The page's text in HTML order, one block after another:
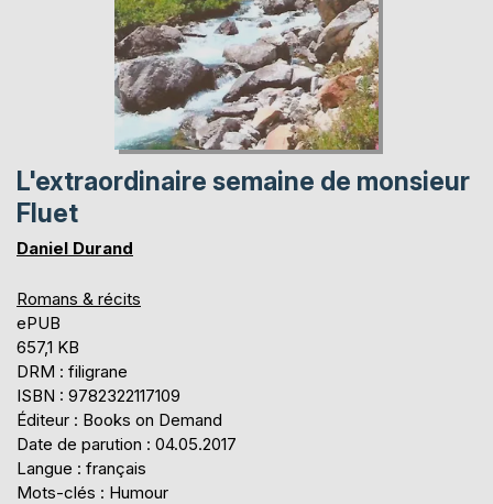
L'extraordinaire semaine de monsieur
Fluet
Daniel Durand
Romans & récits
ePUB
657,1 KB
DRM : filigrane
ISBN : 9782322117109
Éditeur : Books on Demand
Date de parution : 04.05.2017
Langue : français
Mots-clés : Humour